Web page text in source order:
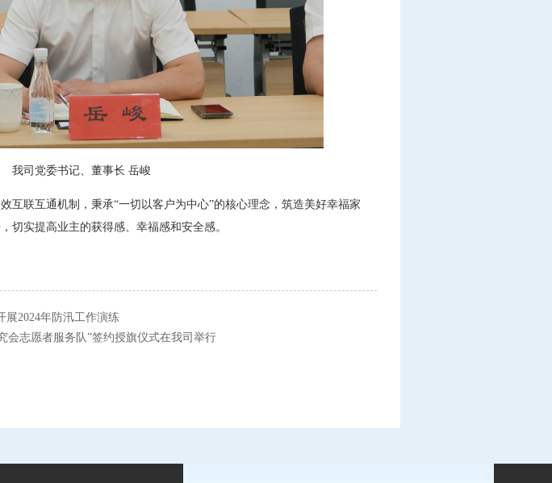
我司党委书记、董事长 岳峻
互联互通机制，秉承“一切以客户为中心”的核心理念，筑造美好幸福家
切实提高业主的获得感、幸福感和安全感。
展2024年防汛工作演练
会志愿者服务队”签约授旗仪式在我司举行